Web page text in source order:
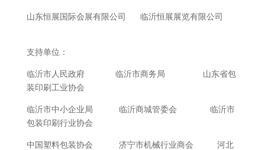
山东恒展国际会展有限公司 临沂恒展展览有限公司
支持单位：
临沂市人民政府 临沂市商务局 山东省包
装印刷工业协会
临沂市中小企业局 临沂商城管委会 临沂市
包装印刷行业协会
中国塑料包装协会 济宁市机械行业商会 河北